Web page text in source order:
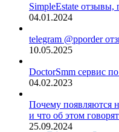
SimpleEstate отзывы,
04.01.2024
telegram @pporder
10.05.2025
DoctorSmm сервис
04.02.2023
Почему появляются
и что об этом
25.09.2024